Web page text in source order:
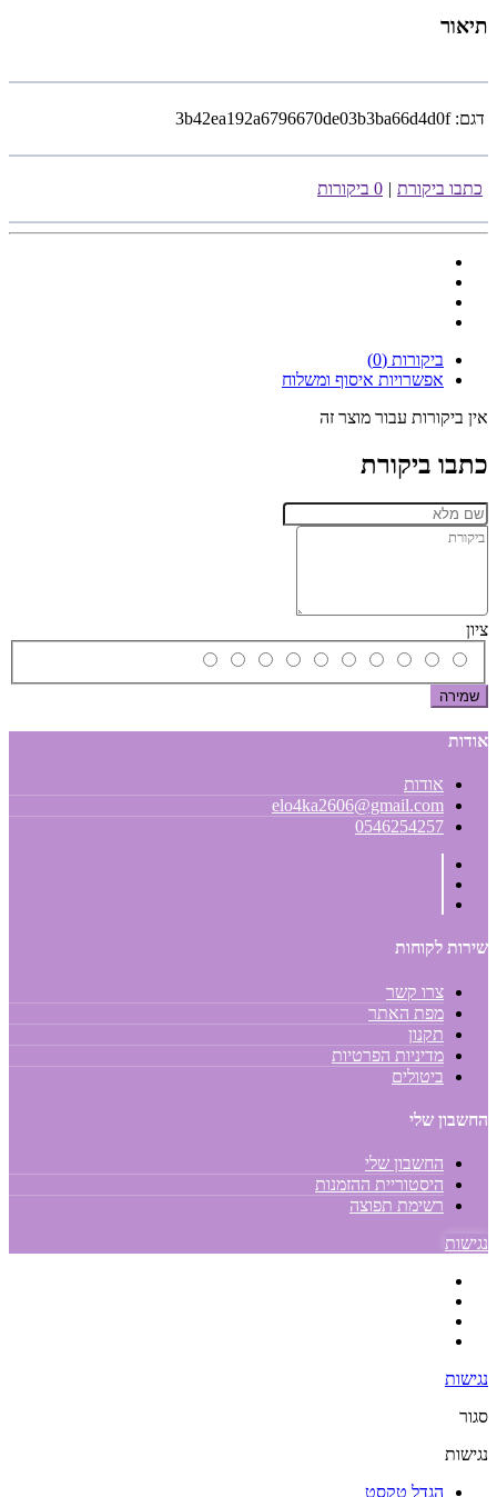
תיאור
דגם: 3b42ea192a6796670de03b3ba66d4d0f
כתבו ביקורת | 0 ביקורות
ביקורות (0)
אפשרויות איסוף ומשלוח
אין ביקורות עבור מוצר זה
כתבו ביקורת
ציון
שמירה
אודות
אודות
elo4ka2606@gmail.com
0546254257
שירות לקוחות
צרו קשר
מפת האתר
תקנון
מדיניות הפרטיות
ביטולים
החשבון שלי
החשבון שלי
היסטוריית ההזמנות
רשימת תפוצה
נגישות
נגישות
סגור
נגישות
הגדל טקסט